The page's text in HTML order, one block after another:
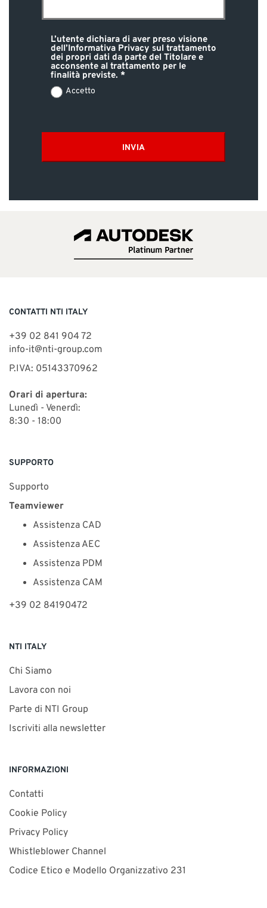
L’utente dichiara di aver preso visione
dell’Informativa Privacy sul trattamento
dei propri dati da parte del Titolare e
acconsente al trattamento per le
finalità previste.
Accetto
INVIA
CONTATTI NTI ITALY
+39 02 841 904 72
info-it@nti-group.com
P.IVA: 05143370962
Orari di apertura:
Lunedì - Venerdì:
8:30 - 18:00
SUPPORTO
Supporto
Teamviewer
Assistenza CAD
Assistenza AEC
Assistenza PDM
Assistenza CAM
+39 02 84190472
NTI ITALY
Chi Siamo
Lavora con noi
Parte di NTI Group
Iscriviti alla newsletter
INFORMAZIONI
Contatti
Cookie Policy
Privacy Policy
Whistleblower Channel
Codice Etico e Modello Organizzativo 231